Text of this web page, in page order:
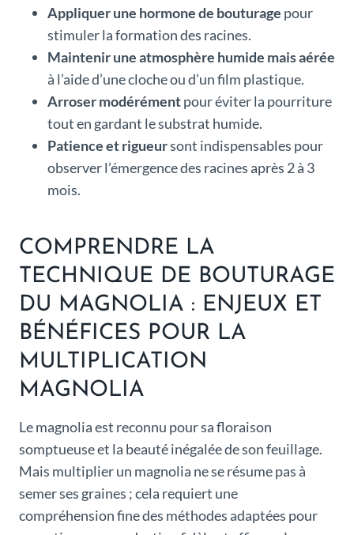
Appliquer une hormone de bouturage pour
stimuler la formation des racines.
Maintenir une atmosphère humide mais aérée
à l’aide d’une cloche ou d’un film plastique.
Arroser modérémentpour éviter la pourriture
tout en gardant le substrat humide.
Patience et rigueursont indispensables pour
observer l’émergence des racines après 2 à 3
mois.
COMPRENDRE LA
TECHNIQUE DE BOUTURAGE
DU MAGNOLIA : ENJEUX ET
BÉNÉFICES POUR LA
MULTIPLICATION
MAGNOLIA
Le magnolia est reconnu pour sa floraison
somptueuse et la beauté inégalée de son feuillage.
Mais multiplier un magnolia ne se résume pas à
semer ses graines ; cela requiert une
compréhension fine des méthodes adaptées pour